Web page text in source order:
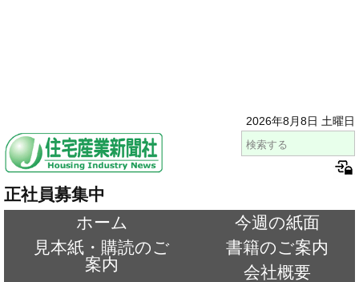
2026年8月8日 土曜日
正社員募集中
ホーム
今週の紙面
見本紙・購読のご
案内
書籍のご案内
会社概要